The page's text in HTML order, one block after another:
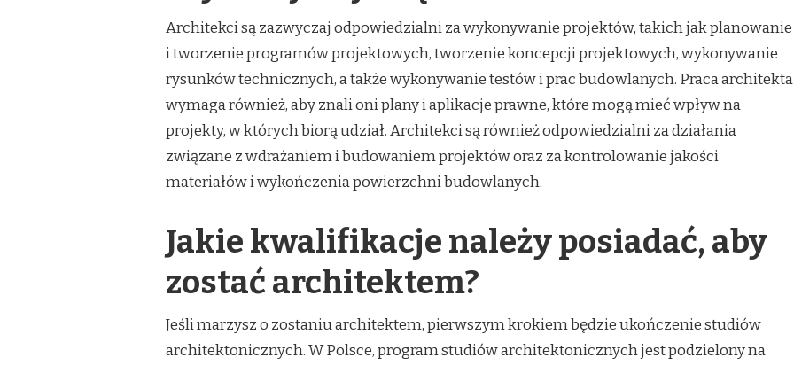
GDZIE
ZARABIA
Architekci są zazwyczaj odpowiedzialni za wykonywanie projektów, takich jak planowanie
i tworzenie programów projektowych, tworzenie koncepcji projektowych, wykonywanie
rysunków technicznych, a także wykonywanie testów i prac budowlanych. Praca architekta
wymaga również, aby znali oni plany i aplikacje prawne, które mogą mieć wpływ na
projekty, w których biorą udział. Architekci są również odpowiedzialni za działania
związane z wdrażaniem i budowaniem projektów oraz za kontrolowanie jakości
materiałów i wykończenia powierzchni budowlanych.
Jakie kwalifikacje należy posiadać, aby
zostać architektem?
Jeśli marzysz o zostaniu architektem, pierwszym krokiem będzie ukończenie studiów
architektonicznych. W Polsce, program studiów architektonicznych jest podzielony na